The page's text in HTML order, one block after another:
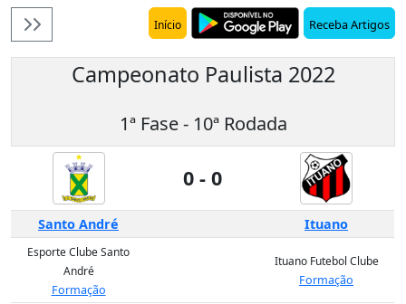
Receba Artigos
Início
Campeonato Paulista 2022
1ª Fase - 10ª Rodada
0 - 0
Santo André Ituano
Esporte Clube Santo
André
Formação
Ituano Futebol Clube
Formação